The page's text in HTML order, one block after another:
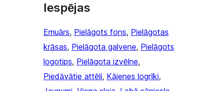
Iespējas
Emuārs, Pielāgots fons, Pielāgotas
krāsas, Pielāgota galvene, Pielāgots
logotips, Pielāgota izvēlne
Piedāvātie attēli, Kājenes logrīki